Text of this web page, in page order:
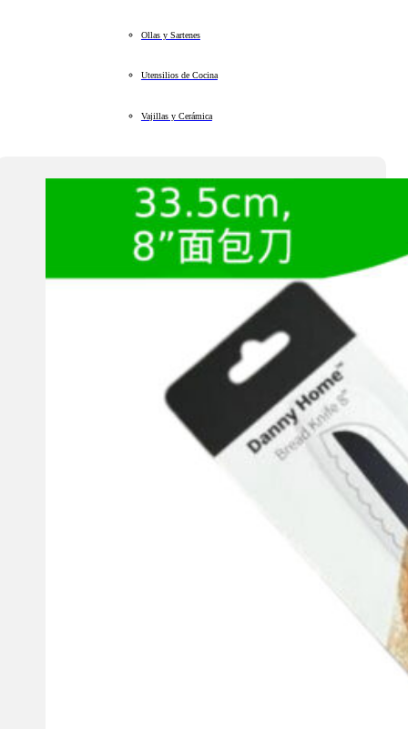
Ollas y Sartenes
Utensilios de Cocina
Vajillas y Cerámica